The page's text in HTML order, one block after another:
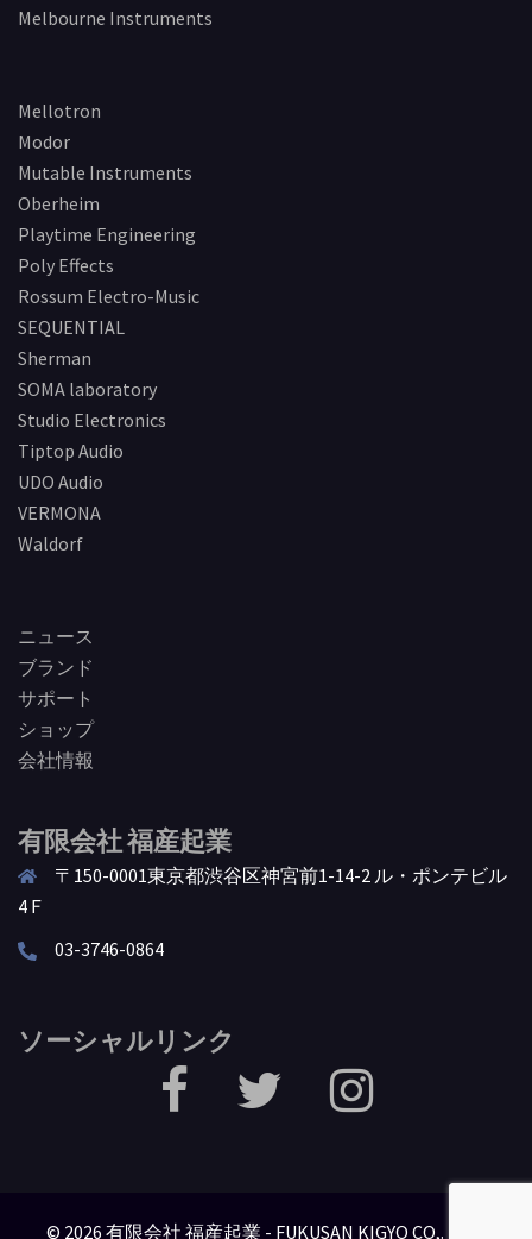
Melbourne Instruments
Mellotron
Modor
Mutable Instruments
Oberheim
Playtime Engineering
Poly Effects
Rossum Electro-Music
SEQUENTIAL
Sherman
SOMA laboratory
Studio Electronics
Tiptop Audio
UDO Audio
VERMONA
Waldorf
ニュース
ブランド
サポート
ショップ
会社情報
有限会社 福産起業
〒150-0001東京都渋谷区神宮前1-14-2 ル・ポンテビル
4Ｆ
03-3746-0864
ソーシャルリンク
facebook Twitter Instagram
© 2026 有限会社 福産起業 - FUKUSAN KIGYO CO,. LTD..